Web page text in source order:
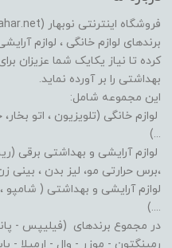
برندهای لوازم خانگی ، لوازم
کرده تا نیاز یکایک شما عزیزان
بهداشتی را بر آورده نماید.
این مجموعه شامل:
لوازم خانگی (تلویزیون ، اتو
...)
لوازم آرایشی و بهداشتی برقی
،برس حرارتی مو، لیز بدن ، بینی
لوازم آرایشی و بهداشتی (
....)
در مجموع برندهای (فیلیپس -
رمینگتون - موزر - وال - ارمیلا